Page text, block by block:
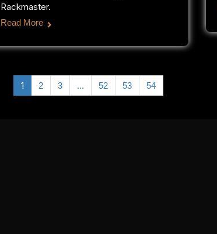
Rackmaster.
Read More
1 2 3 … 52 53 54